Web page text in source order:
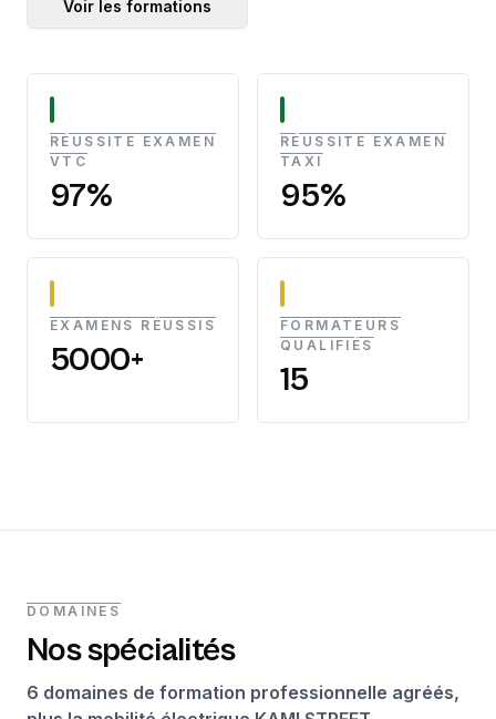
Voir les formations
RÉUSSITE EXAMEN
VTC
97%
RÉUSSITE EXAMEN
TAXI
95%
EXAMENS RÉUSSIS
5000+
FORMATEURS
QUALIFIÉS
15
DOMAINES
Nos spécialités
6 domaines de formation professionnelle agréés,